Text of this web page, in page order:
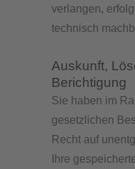
verlangen,
technisch
Auskunft,
Berichtigung
Sie haben im
gesetzlichen
Recht auf
Ihre